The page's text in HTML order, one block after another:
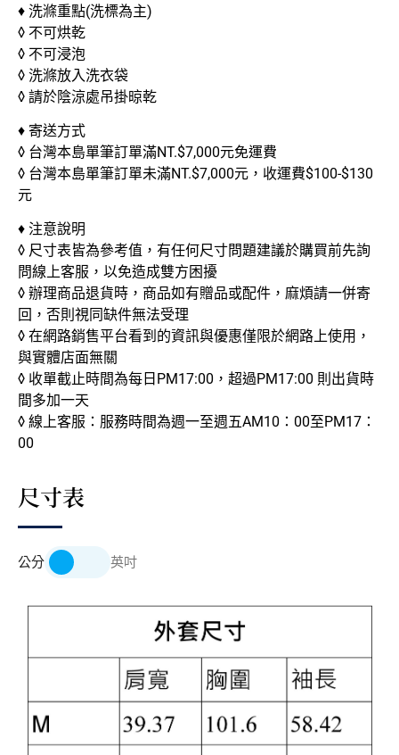
♦ 洗滌重點(洗標為主)
◊ 不可烘乾
◊ 不可浸泡
◊ 洗滌放入洗衣袋
◊ 請於陰涼處吊掛晾乾
♦ 寄送方式
◊ 台灣本島單筆訂單滿NT.$7,000元免運費
◊ 台灣本島單筆訂單未滿NT.$7,000元，收運費$100-$130
元
♦ 注意說明
◊ 尺寸表皆為參考值，有任何尺寸問題建議於購買前先詢
問線上客服，以免造成雙方困擾
◊ 辦理商品退貨時，商品如有贈品或配件，麻煩請一併寄
回，否則視同缺件無法受理
◊ 在網路銷售平台看到的資訊與優惠僅限於網路上使用，
與實體店面無關
◊ 收單截止時間為每日PM17:00，超過PM17:00 則出貨時
間多加一天
◊ 線上客服：服務時間為週一至週五AM10：00至PM17：
00
尺寸表
公分 英吋